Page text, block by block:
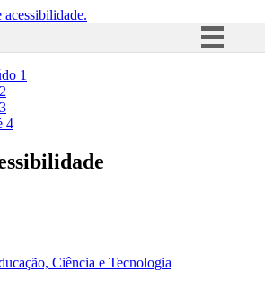
Acesso à informação
1
2
3
4
Ciência e Tecnologia